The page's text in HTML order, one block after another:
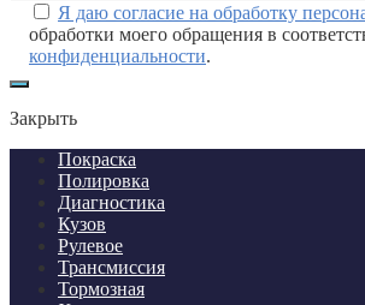
Я даю согласие на обработку
обработки моего обращения в
конфиденциальности.
Закрыть
Покраска
Полировка
Диагностика
Кузов
Рулевое
Трансмиссия
Тормозная